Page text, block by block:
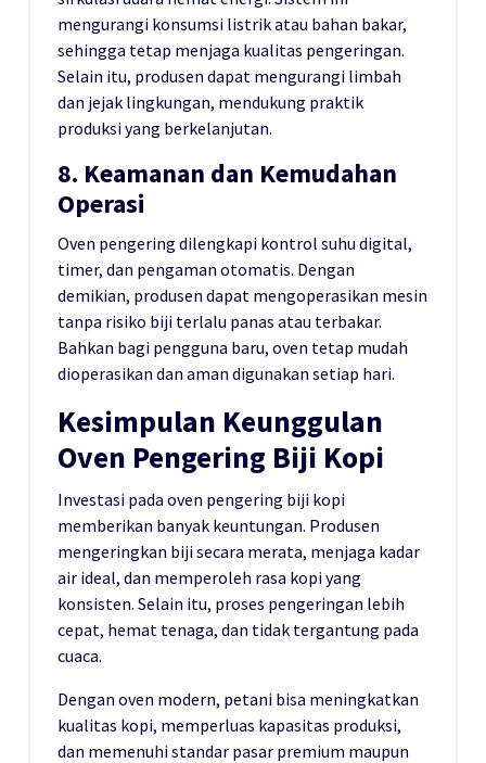
mengurangi konsumsi listrik atau bahan bakar,
sehingga tetap menjaga kualitas pengeringan.
Selain itu, produsen dapat mengurangi limbah
dan jejak lingkungan, mendukung praktik
produksi yang berkelanjutan.
8. Keamanan dan Kemudahan
Operasi
Oven pengering dilengkapi kontrol suhu digital,
timer, dan pengaman otomatis. Dengan
demikian, produsen dapat mengoperasikan mesin
tanpa risiko biji terlalu panas atau terbakar.
Bahkan bagi pengguna baru, oven tetap mudah
dioperasikan dan aman digunakan setiap hari.
Kesimpulan Keunggulan
Oven Pengering Biji Kopi
Investasi pada oven pengering biji kopi
memberikan banyak keuntungan. Produsen
mengeringkan biji secara merata, menjaga kadar
air ideal, dan memperoleh rasa kopi yang
konsisten. Selain itu, proses pengeringan lebih
cepat, hemat tenaga, dan tidak tergantung pada
cuaca.
Dengan oven modern, petani bisa meningkatkan
kualitas kopi, memperluas kapasitas produksi,
dan memenuhi standar pasar premium maupun